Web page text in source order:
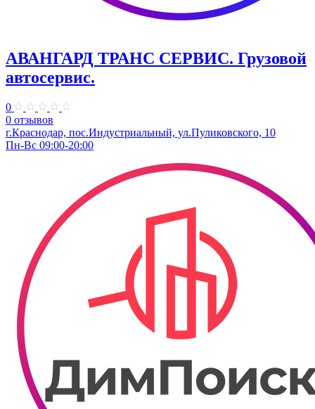
АВАНГАРД ТРАНС СЕРВИС. Грузовой
автосервис.
0
0 отзывов
г.Краснодар, пос.Индустриальный, ул.Пуликовского, 10
Пн-Вс 09:00-20:00